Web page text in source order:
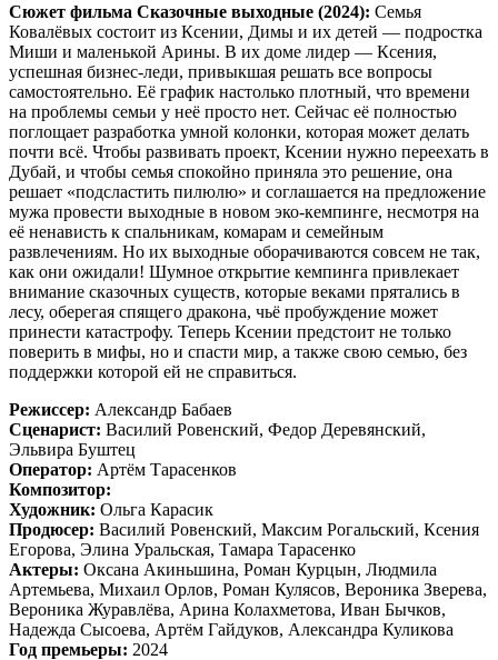
Сюжет фильма Сказочные выходные (2024): Семья
Ковалёвых состоит из Ксении, Димы и их детей — подростка
Миши и маленькой Арины. В их доме лидер — Ксения,
успешная бизнес-леди, привыкшая решать все вопросы
самостоятельно. Её график настолько плотный, что времени
на проблемы семьи у неё просто нет. Сейчас её полностью
поглощает разработка умной колонки, которая может делать
почти всё. Чтобы развивать проект, Ксении нужно переехать в
Дубай, и чтобы семья спокойно приняла это решение, она
решает «подсластить пилюлю» и соглашается на предложение
мужа провести выходные в новом эко-кемпинге, несмотря на
её ненависть к спальникам, комарам и семейным
развлечениям. Но их выходные оборачиваются совсем не так,
как они ожидали! Шумное открытие кемпинга привлекает
внимание сказочных существ, которые веками прятались в
лесу, оберегая спящего дракона, чьё пробуждение может
принести катастрофу. Теперь Ксении предстоит не только
поверить в мифы, но и спасти мир, а также свою семью, без
поддержки которой ей не справиться.
Режиссер: Александр Бабаев
Сценарист: Василий Ровенский, Федор Деревянский,
Эльвира Буштец
Оператор: Артём Тарасенков
Композитор:
Художник: Ольга Карасик
Продюсер: Василий Ровенский, Максим Рогальский, Ксения
Егорова, Элина Уральская, Тамара Тарасенко
Актеры: Оксана Акиньшина, Роман Курцын, Людмила
Артемьева, Михаил Орлов, Роман Кулясов, Вероника Зверева,
Вероника Журавлёва, Арина Колахметова, Иван Бычков,
Надежда Сысоева, Артём Гайдуков, Александра Куликова
Год премьеры: 2024